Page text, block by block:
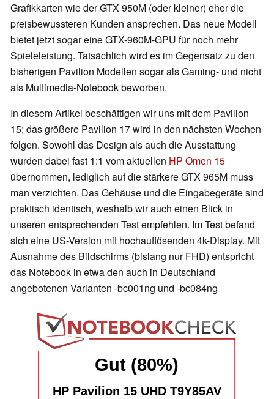
Grafikkarten wie der GTX 950M (oder kleiner) eher die
preisbewussteren Kunden ansprechen. Das neue Modell
bietet jetzt sogar eine GTX-960M-GPU für noch mehr
Spieleleistung. Tatsächlich wird es im Gegensatz zu den
bisherigen Pavilion Modellen sogar als Gaming- und nicht
als Multimedia-Notebook beworben.
In diesem Artikel beschäftigen wir uns mit dem Pavilion
15; das größere Pavilion 17 wird in den nächsten Wochen
folgen. Sowohl das Design als auch die Ausstattung
wurden dabei fast 1:1 vom aktuellen HP Omen 15
übernommen, lediglich auf die stärkere GTX 965M muss
man verzichten. Das Gehäuse und die Eingabegeräte sind
praktisch identisch, weshalb wir auch einen Blick in
unseren entsprechenden Test empfehlen. Im Test befand
sich eine US-Version mit hochauflösenden 4k-Display. Mit
Ausnahme des Bildschirms (bislang nur FHD) entspricht
das Notebook in etwa den auch in Deutschland
angebotenen Varianten -bc001ng und -bc084ng
Gut (80%)
HP Pavilion 15 UHD T9Y85AV